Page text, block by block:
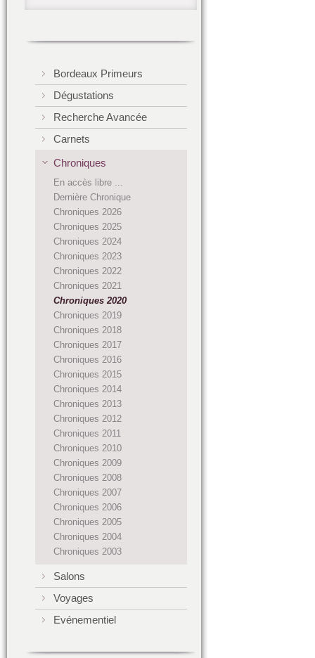
Bordeaux Primeurs
Dégustations
Recherche Avancée
Carnets
Chroniques
En accès libre ...
Dernière Chronique
Chroniques 2026
Chroniques 2025
Chroniques 2024
Chroniques 2023
Chroniques 2022
Chroniques 2021
Chroniques 2020
Chroniques 2019
Chroniques 2018
Chroniques 2017
Chroniques 2016
Chroniques 2015
Chroniques 2014
Chroniques 2013
Chroniques 2012
Chroniques 2011
Chroniques 2010
Chroniques 2009
Chroniques 2008
Chroniques 2007
Chroniques 2006
Chroniques 2005
Chroniques 2004
Chroniques 2003
Salons
Voyages
Evénementiel